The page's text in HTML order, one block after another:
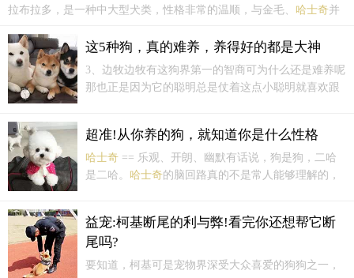
拉布拉多，是一种中大型犬类，性格非常的温顺，与金毛、 哈士奇并
哈士奇是认真的吗？其实哈士奇并不是像我们经常见到的那样又傻又
二，哈士奇严肃起来还是非常帅气的。而且很多哈士奇 并不会经常...
这5种狗，真的难养，养得好的都是大神
3、边牧边牧有这狗界第一的智商可为什么还是难养呢
那也正是因为它的聪明总是仗着这点小聪明就喜欢跟
的但是偏偏它遇事就怂跑起来比“飞机”还快真的太难
了关...
超准!从你养的狗，就知道你是什么性格
哈士奇 == 乐观、开朗、幽默有话说，狗是狗，二哈
是二哈。 哈士奇的脑回路真的不是常人能够理解的，
官带来很多各种各样的欢乐。饲养注意：饲养哈士奇
需要注...
益宠:柯基断尾的利与弊!看完你还想帮它断
尾吗?
要知道，柯基可是宠物界深受大众喜爱的狗狗之一，